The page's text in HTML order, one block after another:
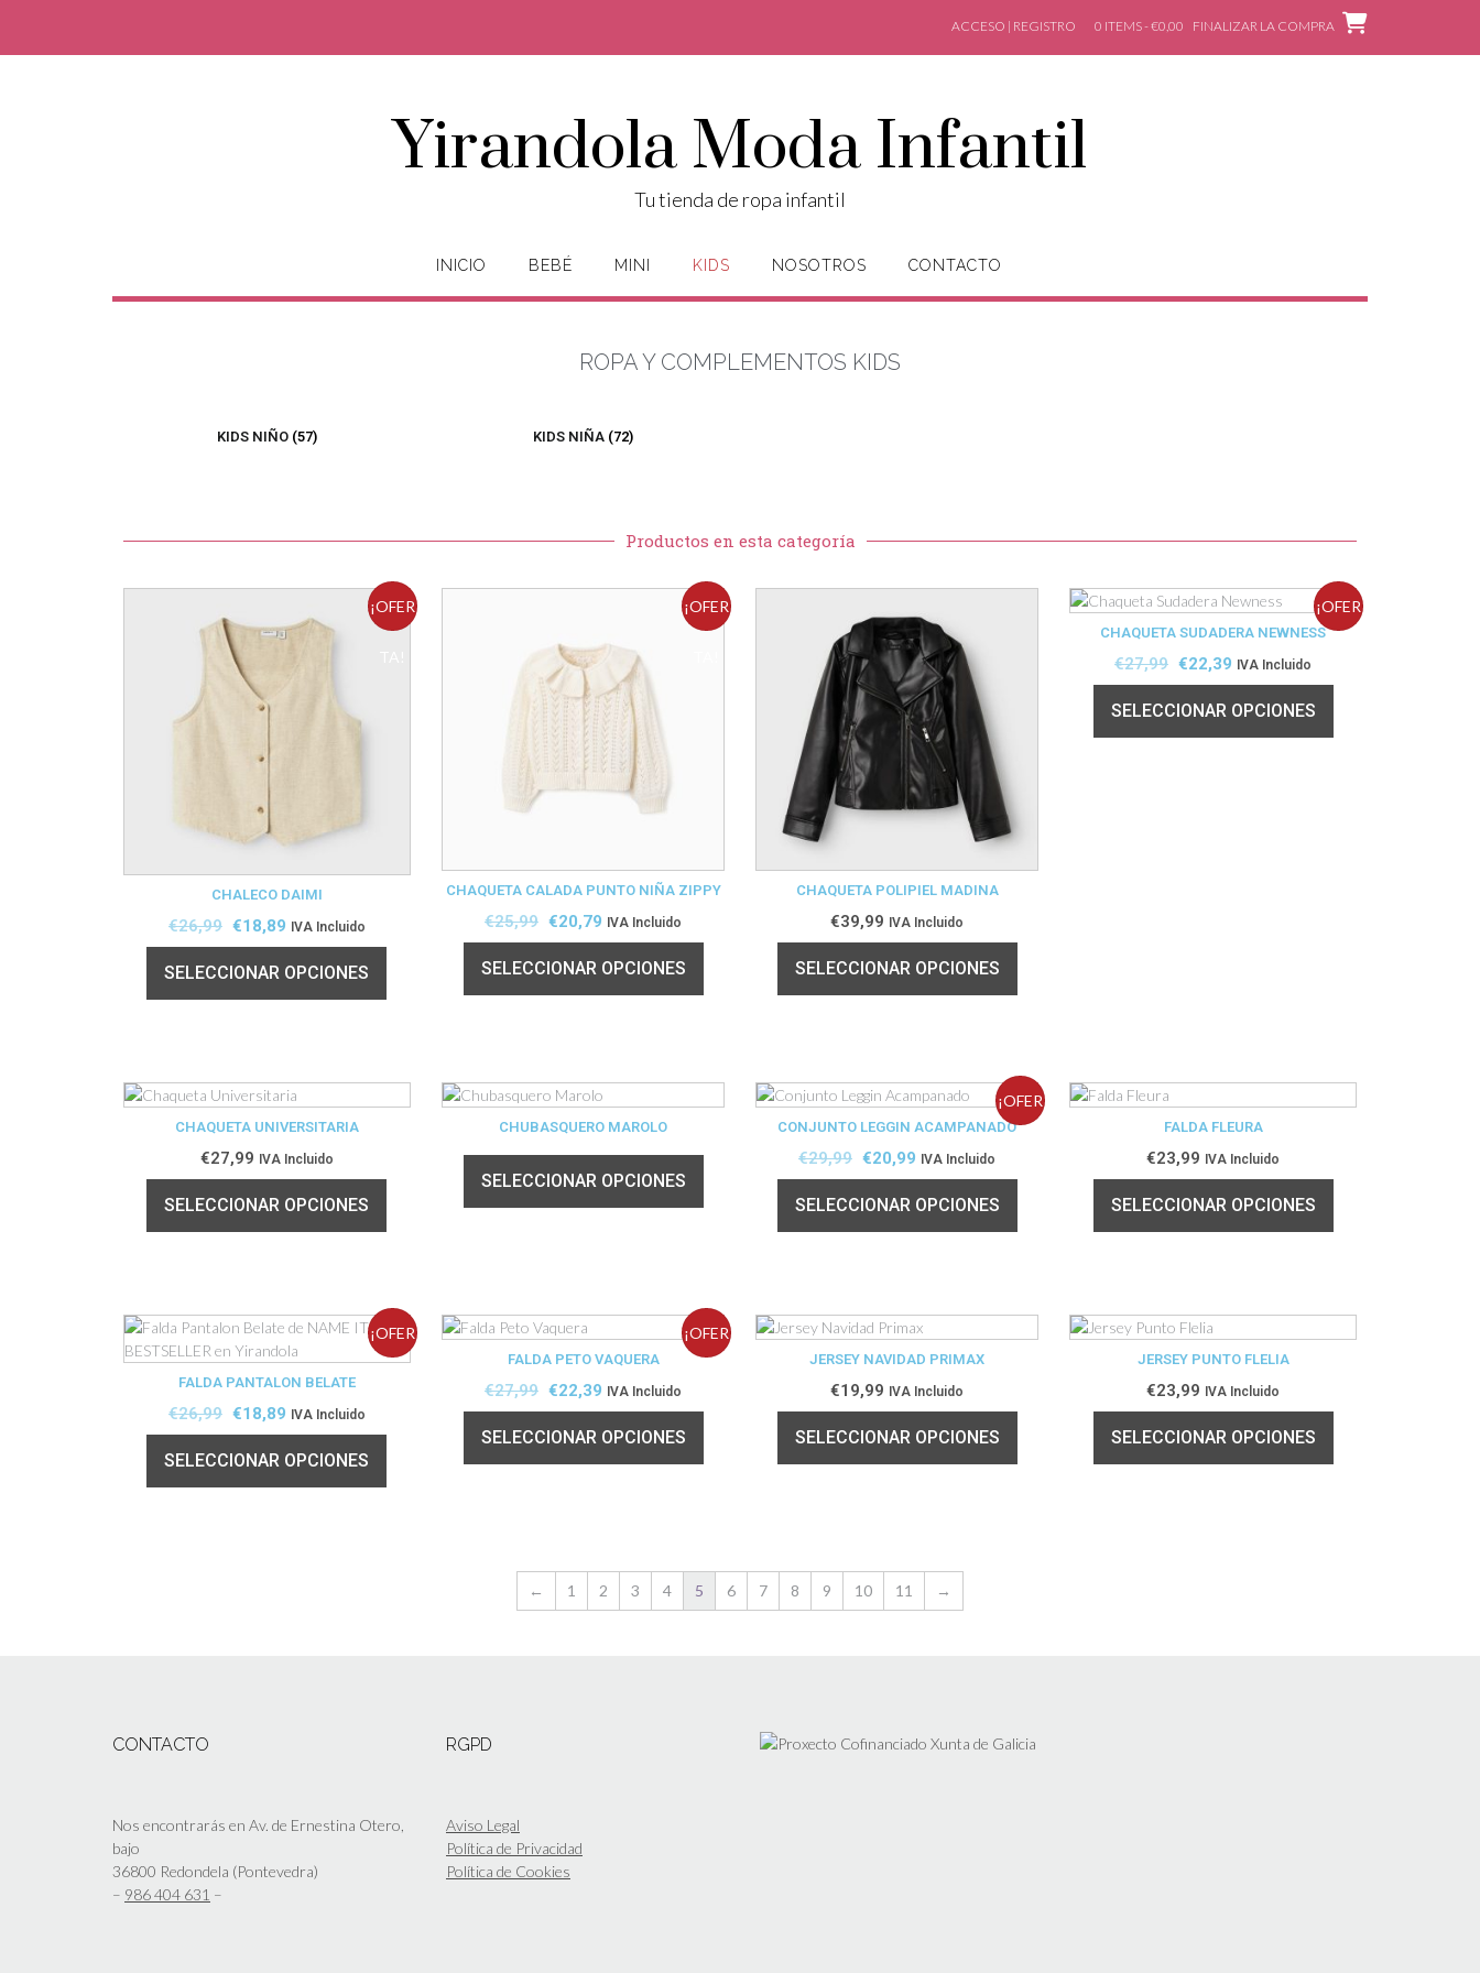
ACCESO | REGISTRO 0 ITEMS - €0,00 FINALIZAR LA COMPRA
Yirandola Moda Infantil
Tu tienda de ropa infantil
INICIO BEBÉ MINI KIDS NOSOTROS CONTACTO
ROPA Y COMPLEMENTOS KIDS
KIDS NIÑO (57) KIDS NIÑA (72)
Productos en esta categoría
¡OFER
CHALECO DAIMI
€26,99 €18,89 IVA Incluido
SELECCIONAR OPCIONES
¡OFER
CHAQUETA CALADA PUNTO NIÑA ZIPPY
€25,99 €20,79 IVA Incluido
SELECCIONAR OPCIONES
CHAQUETA POLIPIEL MADINA
€39,99 IVA Incluido
SELECCIONAR OPCIONES
¡OFER
CHAQUETA SUDADERA NEWNESS
€27,99 €22,39 IVA Incluido
SELECCIONAR OPCIONES
CHAQUETA UNIVERSITARIA
€27,99 IVA Incluido
SELECCIONAR OPCIONES
CHUBASQUERO MAROLO
SELECCIONAR OPCIONES
¡OFER
CONJUNTO LEGGIN ACAMPANADO
€29,99 €20,99 IVA Incluido
SELECCIONAR OPCIONES
FALDA FLEURA
€23,99 IVA Incluido
SELECCIONAR OPCIONES
¡OFER
FALDA PANTALON BELATE
€26,99 €18,89 IVA Incluido
SELECCIONAR OPCIONES
¡OFER
FALDA PETO VAQUERA
€27,99 €22,39 IVA Incluido
SELECCIONAR OPCIONES
JERSEY NAVIDAD PRIMAX
€19,99 IVA Incluido
SELECCIONAR OPCIONES
JERSEY PUNTO FLELIA
€23,99 IVA Incluido
SELECCIONAR OPCIONES
← 1 2 3 4 5 6 7 8 9 10 11 →
CONTACTO
Nos encontrarás en Av. de Ernestina Otero,
bajo
36800 Redondela (Pontevedra)
– 986 404 631 –
RGPD
Aviso Legal
Política de Privacidad
Política de Cookies